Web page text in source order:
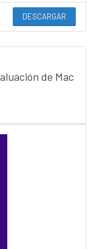
DESCARGAR
de Mac